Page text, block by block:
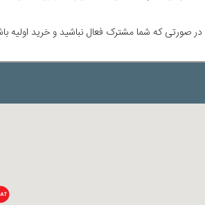
صورتی که شما مشترک فعال نباشید و خرید اولیه